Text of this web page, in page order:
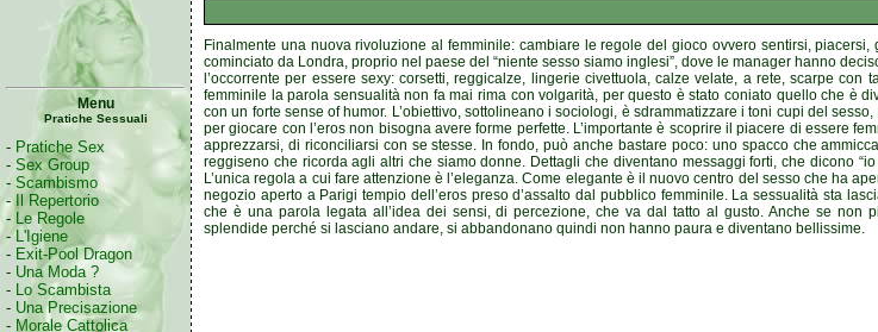
Menu
Pratiche Sessuali
- Pratiche Sex
- Sex Group
- Scambismo
- Il Repertorio
- Le Regole
-L'Igiene
- Exit-Pool Dragon
- Una Moda ?
- Lo Scambista
- Una Precisazione
- Morale Cattolica
Finalmente una nuova rivoluzione al femminile: cambiare le regole del gioco ovvero sentirsi,
cominciato da Londra, proprio nel paese del “niente sesso siamo inglesi”, dove le manager hanno
l’occorrente per essere sexy: corsetti, reggicalze, lingerie civettuola, calze velate, a rete, scarpe
femminile la parola sensualità non fa mai rima con volgarità, per questo è stato coniato quello che è
con un forte sense of humor. L’obiettivo, sottolineano i sociologi, è sdrammatizzare i toni cupi del
per giocare con l’eros non bisogna avere forme perfette. L’importante è scoprire il piacere di essere
apprezzarsi, di riconciliarsi con se stesse. In fondo, può anche bastare poco: uno spacco che
reggiseno che ricorda agli altri che siamo donne. Dettagli che diventano messaggi forti, che dicono
L’unica regola a cui fare attenzione è l’eleganza. Come elegante è il nuovo centro del sesso che ha
negozio aperto a Parigi tempio dell’eros preso d’assalto dal pubblico femminile. La sessualità sta
che è una parola legata all’idea dei sensi, di percezione, che va dal tatto al gusto. Anche se
splendide perché si lasciano andare, si abbandonano quindi non hanno paura e diventano bellissime.